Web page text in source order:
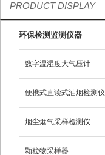
PRODUCT DISPLAY
环保检测监测仪器
数字温湿度大气压计
便携式直读式油烟检测仪
烟尘烟气采样检测仪
颗粒物采样器